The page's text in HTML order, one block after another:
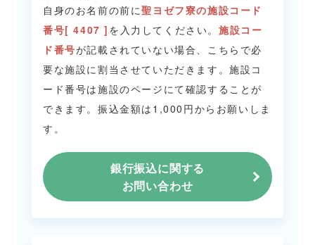
自身のお名前の前に聖ヨゼフ寮の施設コード
番号[ 4407 ] を入力してください。 施設コー
ド番号が記載されていない場合、こちらで必
要な施設に割当させていただきます。施設コ
ード番号は施設のページにて確認することが
できます。 振込金額は1,000円からお願いしま
す。
銀行振込に関する
お問い合わせ